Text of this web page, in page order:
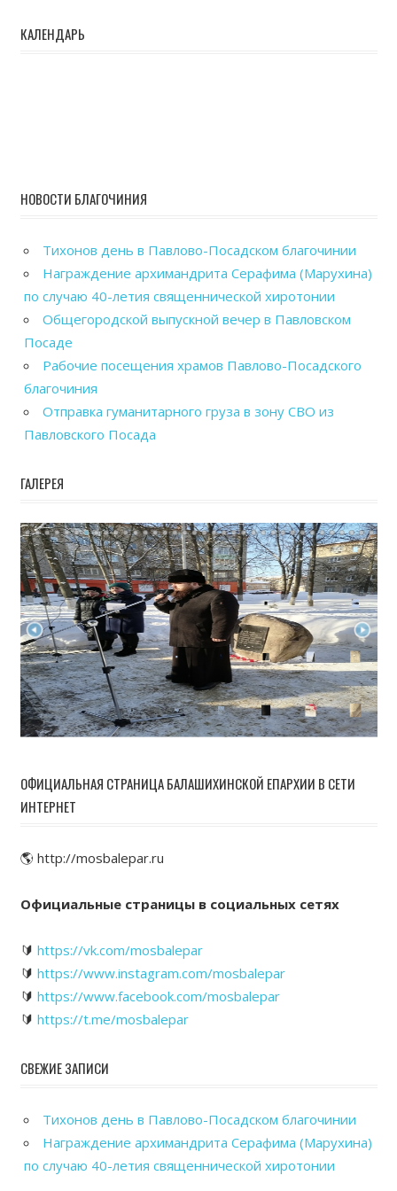
КАЛЕНДАРЬ
НОВОСТИ БЛАГОЧИНИЯ
Тихонов день в Павлово-Посадском благочинии
Награждение архимандрита Серафима (Марухина)
по случаю 40-летия священнической хиротонии
Общегородской выпускной вечер в Павловском
Посаде
Рабочие посещения храмов Павлово-Посадского
благочиния
Отправка гуманитарного груза в зону СВО из
Павловского Посада
ГАЛЕРЕЯ
ОФИЦИАЛЬНАЯ СТРАНИЦА БАЛАШИХИНСКОЙ ЕПАРХИИ В СЕТИ
ИНТЕРНЕТ
🌎 http://mosbalepar.ru
Официальные страницы в социальных сетях
🔰 https://vk.com/mosbalepar
🔰 https://www.instagram.com/mosbalepar
🔰 https://www.facebook.com/mosbalepar
🔰 https://t.me/mosbalepar
СВЕЖИЕ ЗАПИСИ
Тихонов день в Павлово-Посадском благочинии
Награждение архимандрита Серафима (Марухина)
по случаю 40-летия священнической хиротонии